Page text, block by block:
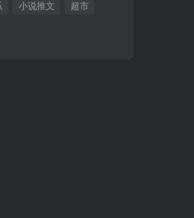
小说推文
超市